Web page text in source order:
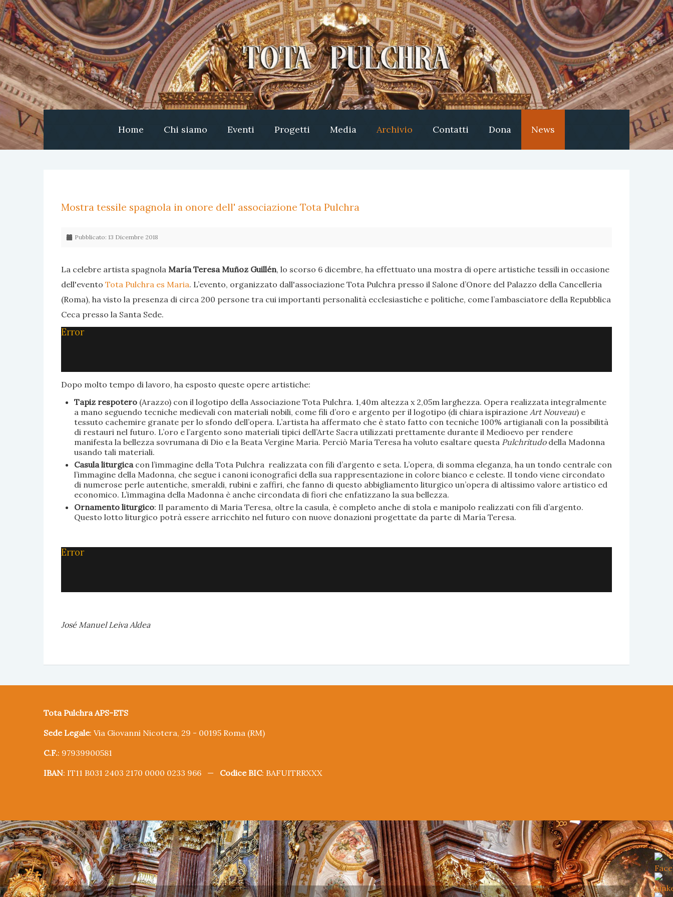
Home Chi siamo Eventi Progetti Media Archivio Contatti Dona News
Mostra tessile spagnola in onore dell' associazione Tota Pulchra
Pubblicato: 13 Dicembre 2018
La celebre artista spagnola María Teresa Muñoz Guillén, lo scorso 6 dicembre, ha effettuato una mostra di opere artistiche tessili in occasione
dell'evento Tota Pulchra es Maria. L’evento, organizzato dall'associazione Tota Pulchra presso il Salone d’Onore del Palazzo della Cancelleria
(Roma), ha visto la presenza di circa 200 persone tra cui importanti personalità ecclesiastiche e politiche, come l’ambasciatore della Repubblica
Ceca presso la Santa Sede.
Error
Dopo molto tempo di lavoro, ha esposto queste opere artistiche:
Tapiz respotero(Arazzo) con il logotipo della Associazione Tota Pulchra. 1,40m altezza x 2,05m larghezza. Opera realizzata integralmente
a mano seguendo tecniche medievali con materiali nobili, come fili d’oro e argento per il logotipo (di chiara ispirazione Art Nouveau) e
tessuto cachemire granate per lo sfondo dell’opera. L’artista ha affermato che è stato fatto con tecniche 100% artigianali con la possibilità
di restauri nel futuro. L’oro e l’argento sono materiali tipici dell’Arte Sacra utilizzati prettamente durante il Medioevo per rendere
manifesta la bellezza sovrumana di Dio e la Beata Vergine Maria. Perciò María Teresa ha voluto esaltare questa Pulchritudo della Madonna
usando tali materiali.
Casula liturgica con l’immagine della Tota Pulchra realizzata con fili d’argento e seta. L’opera, di somma eleganza, ha un tondo centrale con
l’immagine della Madonna, che segue i canoni iconografici della sua rappresentazione in colore bianco e celeste. Il tondo viene circondato
di numerose perle autentiche, smeraldi, rubini e zaffiri, che fanno di questo abbigliamento liturgico un’opera di altissimo valore artistico ed
economico. L’immagina della Madonna è anche circondata di fiori che enfatizzano la sua bellezza.
Ornamento liturgico: Il paramento di Maria Teresa, oltre la casula, è completo anche di stola e manipolo realizzati con fili d’argento.
Questo lotto liturgico potrà essere arricchito nel futuro con nuove donazioni progettate da parte di María Teresa.
Error
José Manuel Leiva Aldea
Tota Pulchra APS-ETS
Sede Legale: Via Giovanni Nicotera, 29 - 00195 Roma (RM)
C.F.: 97939900581
IBAN: IT11 B031 2403 2170 0000 0233 966 — Codice BIC: BAFUITRRXXX